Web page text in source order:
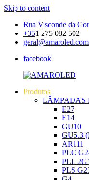
Skip to content
Rua Visconde da
+351 275 082 502
geral@amaroled.com
facebook
AMAROLED
Iluminação
Produtos
LÂMPADAS
E27
E14
GU10
GU5.3
AR111
PLC
PLL
PLS